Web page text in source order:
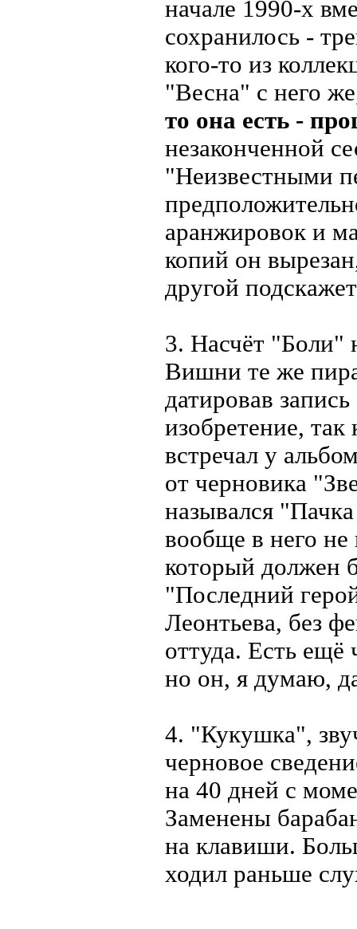
начале 1990-х
сохранилось -
кого-то из
"Весна" с него
то она есть -
незаконченной
"Неизвестными
аранжировок и
копий он
другой
3. Насчёт "Боли"
Вишни те же
датировав
изобретение,
встречал у
от черновика
назывался
вообще в него
который должен
"Последний
Леонтьева, без
оттуда. Есть ещё
но он, я думаю,
4. "Кукушка",
черновое
на 40 дней с
Заменены
на клавиши.
ходил раньше